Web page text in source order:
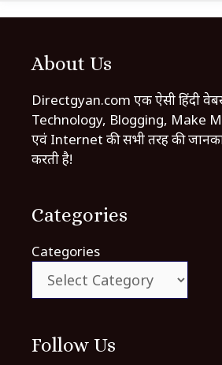
About Us
Directgyan.com एक ऐसी हिंदी
Technology, Blogging, Make
एवं Internet की सभी तरह की
करती है!
Categories
Categories
Follow Us